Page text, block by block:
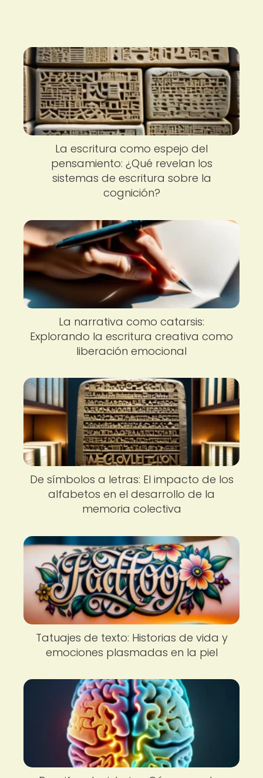
La escritura como espejo del
pensamiento: ¿Qué revelan los
sistemas de escritura sobre la
cognición?
La narrativa como catarsis:
Explorando la escritura creativa como
liberación emocional
De símbolos a letras: El impacto de los
alfabetos en el desarrollo de la
memoria colectiva
Tatuajes de texto: Historias de vida y
emociones plasmadas en la piel